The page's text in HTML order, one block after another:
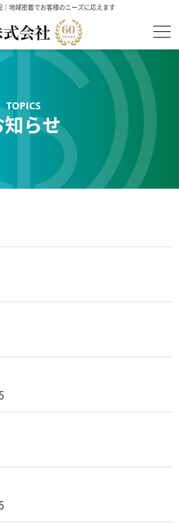
地域密着でお客様のニーズに応えます
知らせ